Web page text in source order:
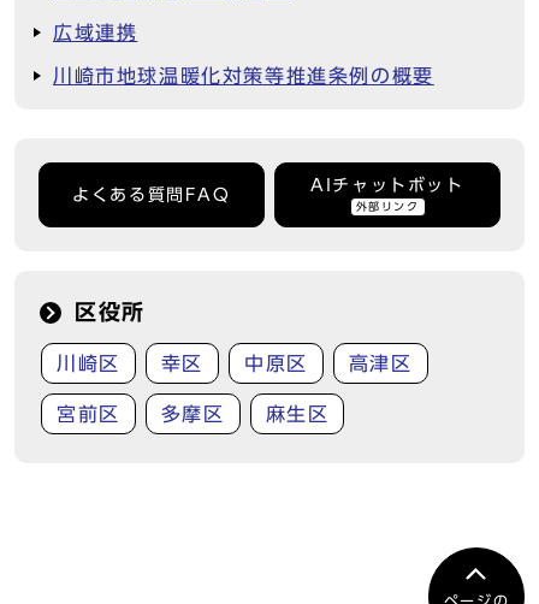
広域連携
川崎市地球温暖化対策等推進条例の概要
よくある質問FAQ
AIチャットボット
外部リンク
区役所
川崎区 幸区 中原区 高津区
宮前区 多摩区 麻生区
ページの